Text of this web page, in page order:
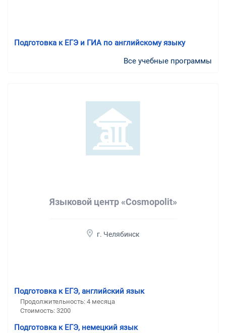
Подготовка к ЕГЭ и ГИА по английскому языку
Все учебные программы
Языковой центр «Cosmopolit»
г. Челябинск
Подготовка к ЕГЭ, английский язык
Продолжительность: 4 месяца
Стоимость: 3200
Подготовка к ЕГЭ, немецкий язык